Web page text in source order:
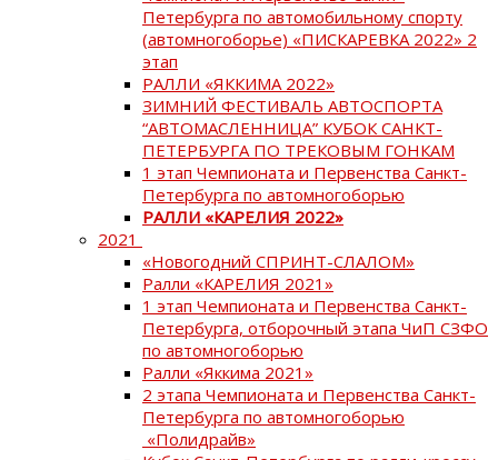
Петербурга по автомобильному спорту
(автомногоборье) «ПИСКАРЕВКА 2022» 2
этап
РАЛЛИ «ЯККИМА 2022»
ЗИМНИЙ ФЕСТИВАЛЬ АВТОСПОРТА
“АВТОМАСЛЕННИЦА” КУБОК САНКТ-
ПЕТЕРБУРГА ПО ТРЕКОВЫМ ГОНКАМ
1 этап Чемпионата и Первенства Санкт-
Петербурга по автомногоборью
РАЛЛИ «КАРЕЛИЯ 2022»
2021
«Новогодний СПРИНТ-СЛАЛОМ»
Ралли «КАРЕЛИЯ 2021»
1 этап Чемпионата и Первенства Санкт-
Петербурга, отборочный этапа ЧиП СЗФО
по автомногоборью
Ралли «Яккима 2021»
2 этапа Чемпионата и Первенства Санкт-
Петербурга по автомногоборью
«Полидрайв»